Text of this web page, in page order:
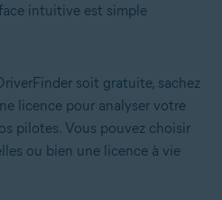
intuitive est simple
soit gratuite, sachez
licence pour analyser votre
pilotes. Vous pouvez choisir
ou bien une licence à vie